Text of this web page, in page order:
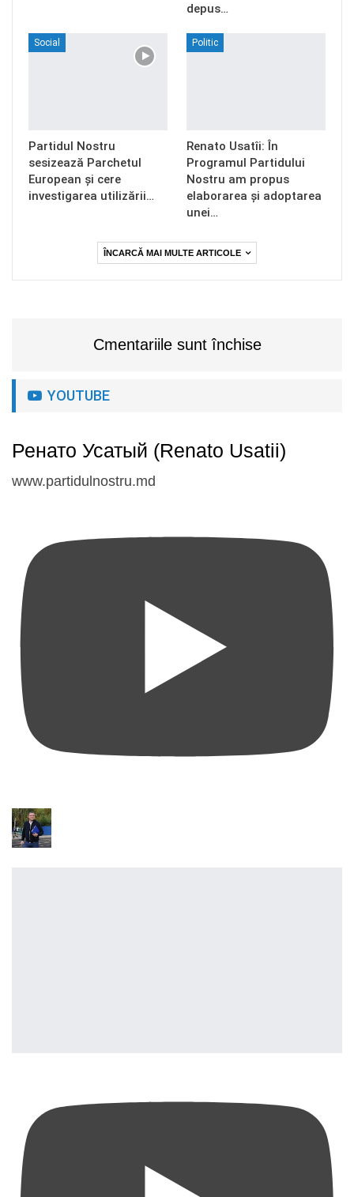
depus…
Social
Partidul Nostru
sesizează Parchetul
European și cere
investigarea utilizării…
Politic
Renato Usatîi: În
Programul Partidului
Nostru am propus
elaborarea și adoptarea
unei…
ÎNCARCĂ MAI MULTE ARTICOLE
Cmentariile sunt închise
YOUTUBE
Ренато Усатый (Renato Usatii)
www.partidulnostru.md